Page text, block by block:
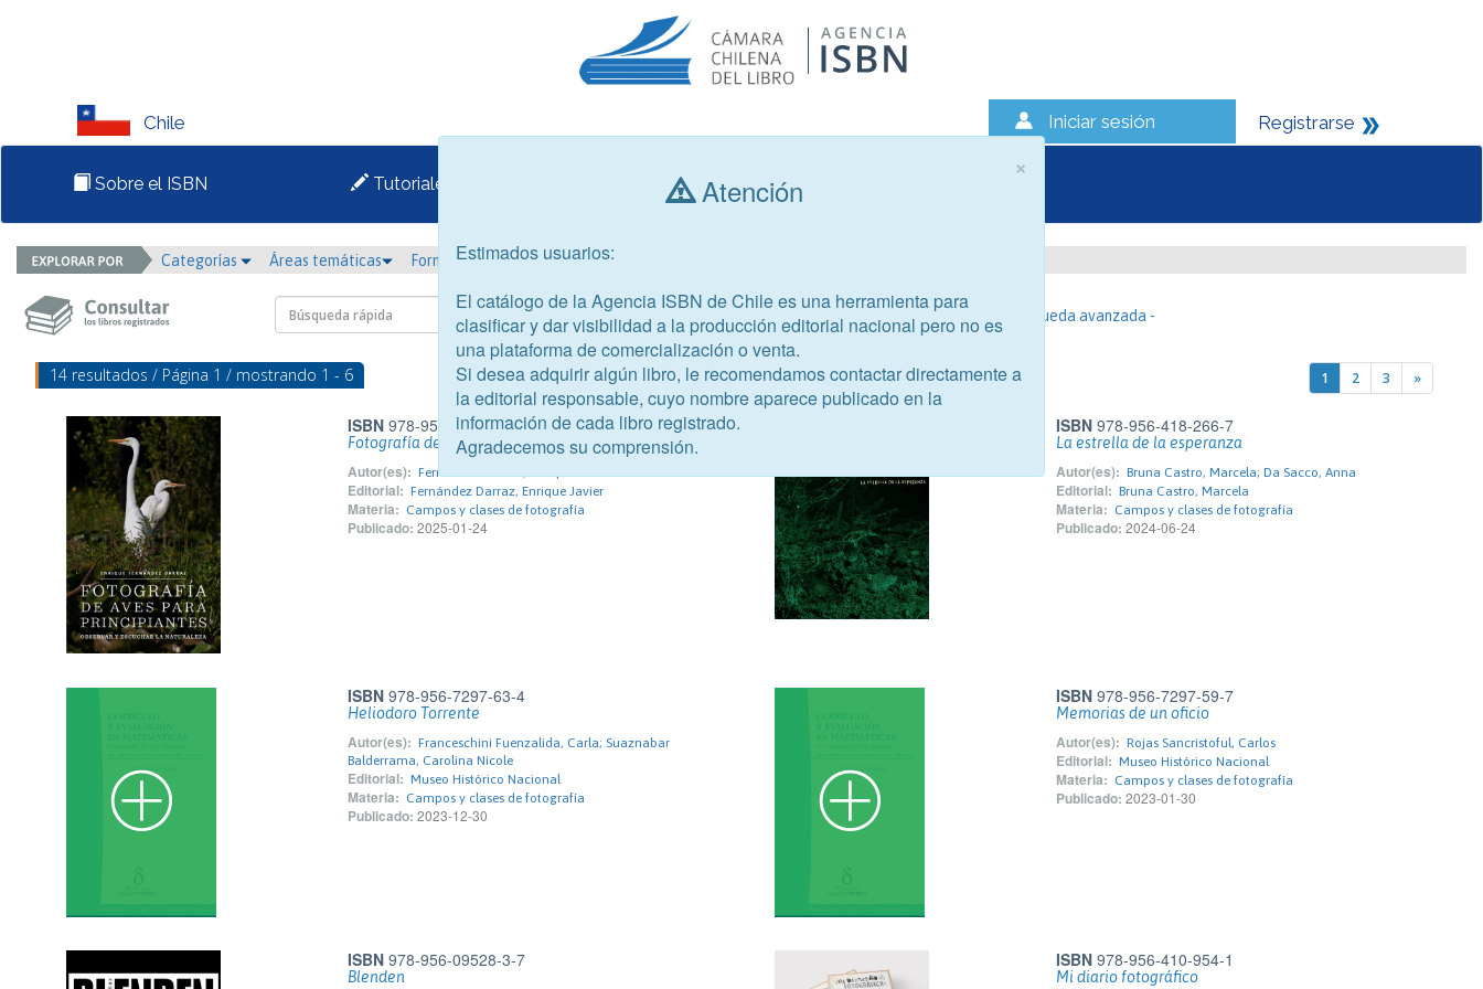
Chile Iniciar sesión Registrarse
Sobre el ISBN Tutoriales Consultar libros
Categorías Áreas temáticas Formato Año de publicación
- Búsqueda avanzada -
14 resultados / Página 1 / mostrando 1 - 6 1 2 3 »
ISBN 978-956-420-392-8
Fotografía de aves para principiantes
Autor(es): Fernández Darraz, Enrique Javier
Editorial: Fernández Darraz, Enrique Javier
Materia: Campos y clases de fotografía
Publicado: 2025-01-24
ISBN 978-956-418-266-7
La estrella de la esperanza
Autor(es): Bruna Castro, Marcela; Da Sacco, Anna
Editorial: Bruna Castro, Marcela
Materia: Campos y clases de fotografía
Publicado: 2024-06-24
ISBN 978-956-7297-63-4
Heliodoro Torrente
Autor(es): Franceschini Fuenzalida, Carla; Suaznabar
Balderrama, Carolina Nicole
Editorial: Museo Histórico Nacional
Materia: Campos y clases de fotografía
Publicado: 2023-12-30
ISBN 978-956-7297-59-7
Memorias de un oficio
Autor(es): Rojas Sancristoful, Carlos
Editorial: Museo Histórico Nacional
Materia: Campos y clases de fotografía
Publicado: 2023-01-30
ISBN 978-956-09528-3-7
Blenden
ISBN 978-956-410-954-1
Mi diario fotográfico
×
Atención
Estimados usuarios:
El catálogo de la Agencia ISBN de Chile es una herramienta para
clasificar y dar visibilidad a la producción editorial nacional pero no es
una plataforma de comercialización o venta.
Si desea adquirir algún libro, le recomendamos contactar directamente a
la editorial responsable, cuyo nombre aparece publicado en la
información de cada libro registrado.
Agradecemos su comprensión.